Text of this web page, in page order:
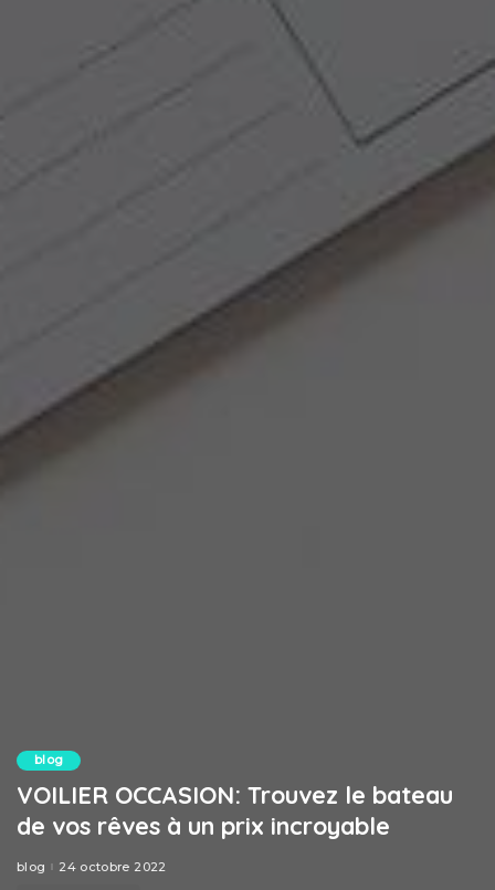
blog
VOILIER OCCASION: Trouvez le bateau
de vos rêves à un prix incroyable
blog 24 octobre 2022